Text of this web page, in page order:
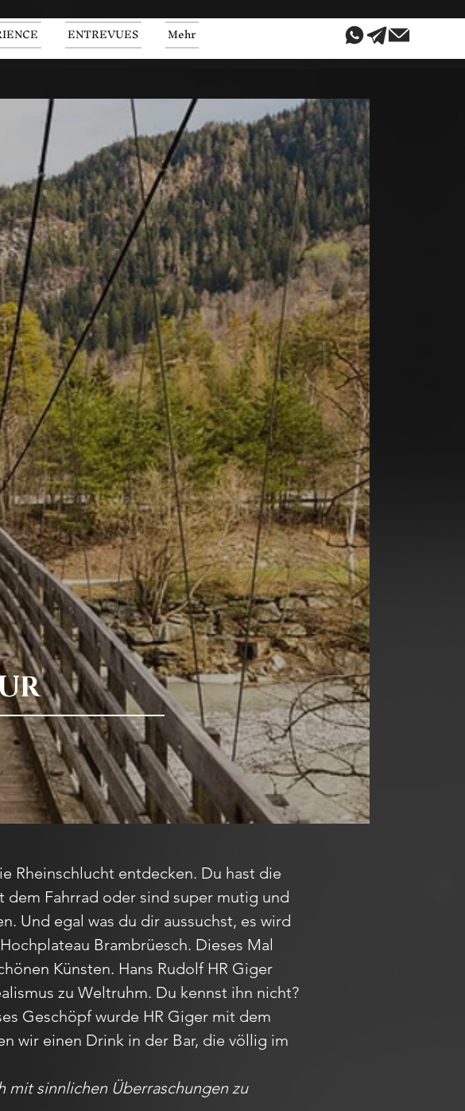
ENTREVUES Mehr
Rheinschlucht entdecken. Du hast die
Fahrrad oder sind super mutig und
Und egal was du dir aussuchst, es wird
Brambrüesch. Dieses Mal
Künsten. Hans Rudolf HR Giger
zu Weltruhm. Du kennst ihn nicht?
Geschöpf wurde HR Giger mit dem
wir einen Drink in der Bar, die völlig im
mit sinnlichen Überraschungen zu